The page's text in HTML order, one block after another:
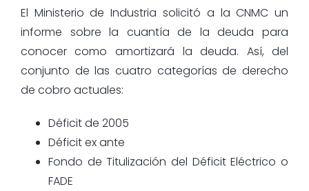
El Ministerio de Industria solicitó a la CNMC un
informe sobre la cuantía de la deuda para
conocer como amortizará la deuda. Así, del
conjunto de las cuatro categorías de derecho
de cobro actuales:
Déficit de 2005
Déficit ex ante
Fondo de Titulización del Déficit Eléctrico o
FADE